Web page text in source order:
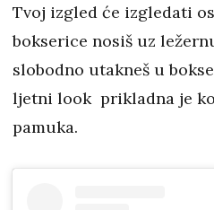
Tvoj izgled će izgledati
bokserice nosiš uz
slobodno utakneš u
ljetni look prikladna je
pamuka.